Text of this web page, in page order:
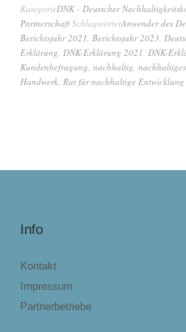
KategorieDNK - Deutscher
Partnerschaft SchlagwörterAnwender des
Berichtsjahr 2021, Berichtsjahr 2023,
Erklärung, DNK-Erklärung 2021, DNK-
Kundenbefragung, nachhaltig,
Handwerk, Rat für nachhaltige Entwicklung
Info
Kontakt
Impressum
Partnerbetriebe